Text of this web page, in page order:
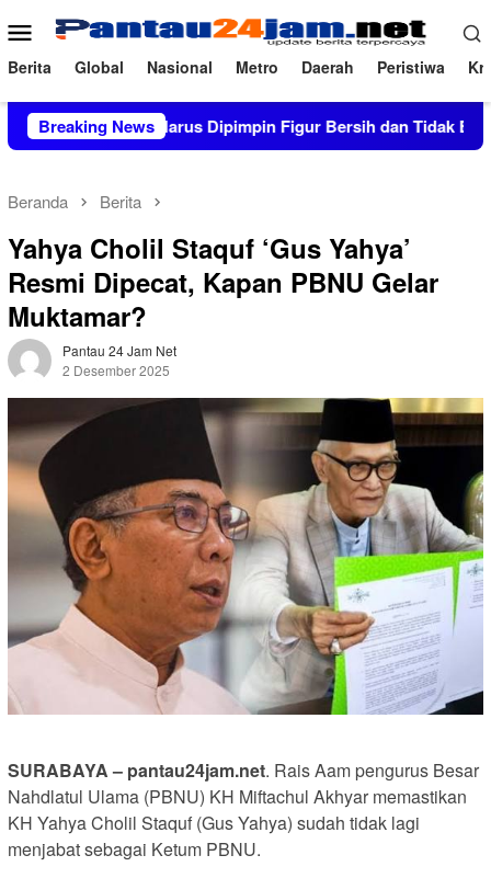
ke
konten
Menu
Mobile
Berita Global Nasional Metro Daerah Peristiwa
Breaking News
UNM Harus Dipimpin Figur Bersih dan Tidak Berkonflik;
Beranda Berita
Yahya Cholil Staquf ‘Gus Yahya’
Resmi Dipecat, Kapan PBNU Gelar
Muktamar?
Pantau 24 Jam Net
2 Desember 2025
SURABAYA – pantau24jam.net. Rais Aam pengurus Besar
Nahdlatul Ulama (PBNU) KH Miftachul Akhyar memastikan
KH Yahya Cholil Staquf (Gus Yahya) sudah tidak lagi
menjabat sebagai Ketum PBNU.